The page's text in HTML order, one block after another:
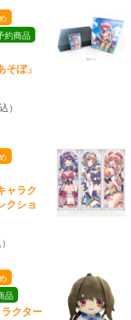
約商品
そぼ」
）
ャラク
クショ
品
クター